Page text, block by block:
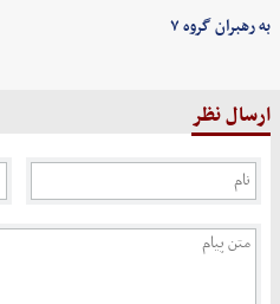
به رهبران گروه ۷
ارسال نظر